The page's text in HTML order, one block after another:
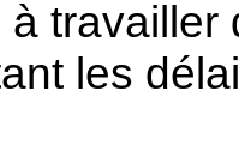
à travailler
les